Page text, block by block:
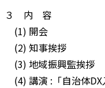
３ 内 容
(1) 開会
(2) 知事挨拶
(3) 地域振興監挨拶
(4) 講演 :「自治体